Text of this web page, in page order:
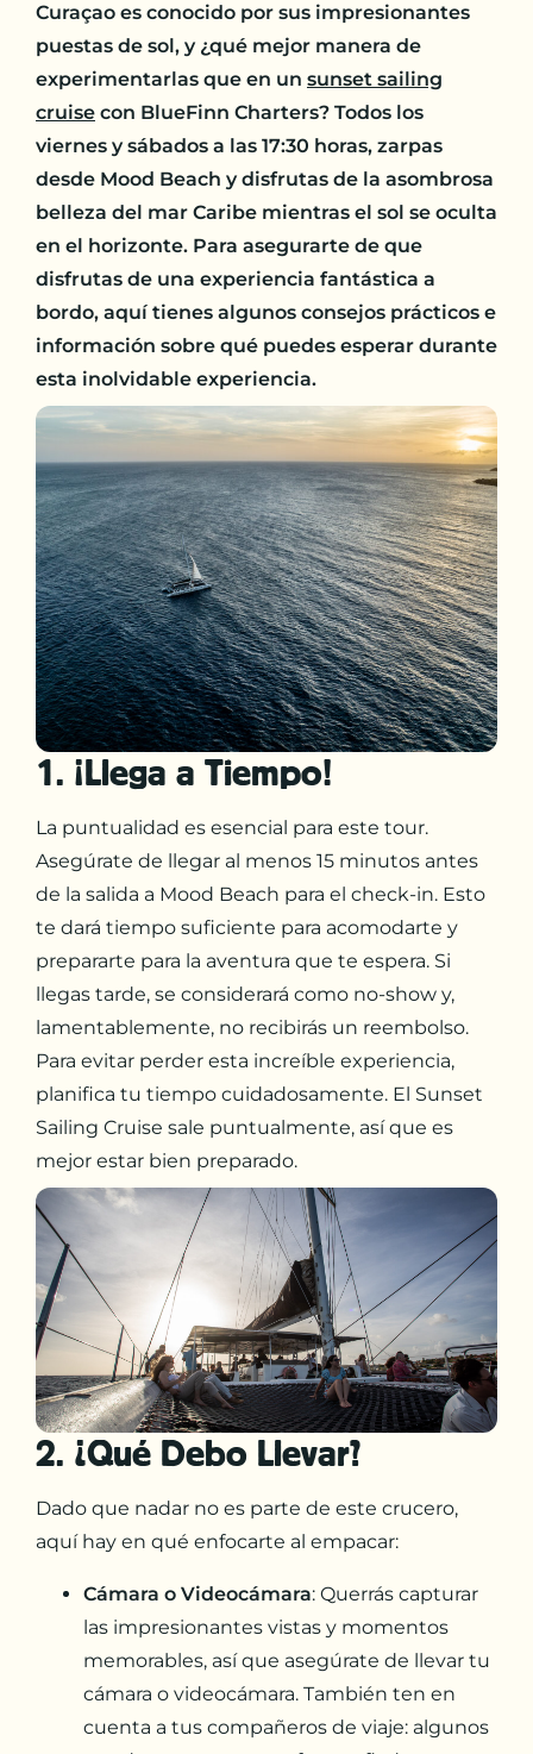
Curaçao es conocido por sus impresionantes
puestas de sol, y ¿qué mejor manera de
experimentarlas que en un sunset sailing
cruise con BlueFinn Charters? Todos los
viernes y sábados a las 17:30 horas, zarpas
desde Mood Beach y disfrutas de la asombrosa
belleza del mar Caribe mientras el sol se oculta
en el horizonte. Para asegurarte de que
disfrutas de una experiencia fantástica a
bordo, aquí tienes algunos consejos prácticos e
información sobre qué puedes esperar durante
esta inolvidable experiencia.
1. ¡Llega a Tiempo!
La puntualidad es esencial para este tour.
Asegúrate de llegar al menos 15 minutos antes
de la salida a Mood Beach para el check-in. Esto
te dará tiempo suficiente para acomodarte y
prepararte para la aventura que te espera. Si
llegas tarde, se considerará como no-show y,
lamentablemente, no recibirás un reembolso.
Para evitar perder esta increíble experiencia,
planifica tu tiempo cuidadosamente. El Sunset
Sailing Cruise sale puntualmente, así que es
mejor estar bien preparado.
2. ¿Qué Debo Llevar?
Dado que nadar no es parte de este crucero,
aquí hay en qué enfocarte al empacar:
Cámara o Videocámara: Querrás capturar
las impresionantes vistas y momentos
memorables, así que asegúrate de llevar tu
cámara o videocámara. También ten en
cuenta a tus compañeros de viaje: algunos